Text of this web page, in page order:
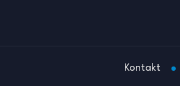
Kontakt